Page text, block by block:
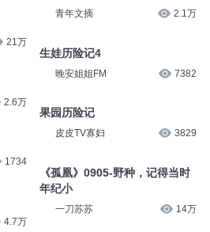
21万
2.6万
1734
4.7万
青年文摘 2.1万
生娃历险记4
晚安姐姐FM 7382
果园历险记
皮皮TV寡妇 3829
《孤凰》0905-野种，记得当时
年纪小
一刀苏苏 14万